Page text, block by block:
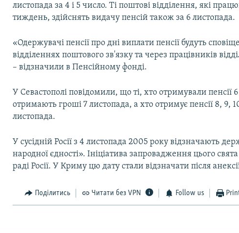
листопада за 4 і 5 число. Ті поштові відділення, які
тиждень, здійснять видачу пенсій також за 6 листопада.
«Одержувачі пенсії про дні виплати пенсії будуть
відділеннях поштового зв'язку та через працівників
– відзначили в Пенсійному фонді.
У Севастополі повідомили, що ті, хто отримували пенсії 6
отримають гроші 7 листопада, а хто отримує пенсії 8, 9,
листопада.
У сусідній Росії з 4 листопада 2005 року відзначають
народної єдності». Ініціатива запровадження цього
раді Росії. У Криму цю дату стали відзначати після
Поділитись Читати без VPN Follow us